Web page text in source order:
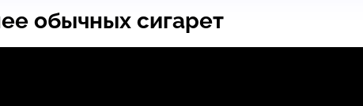
обычных сигарет